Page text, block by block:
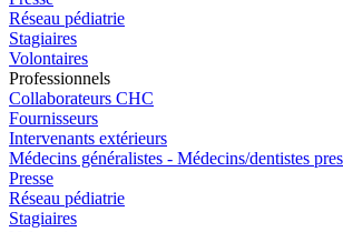
Réseau pédiatrie
Stagiaires
Volontaires
Professionnels
Collaborateurs CHC
Fournisseurs
Intervenants extérieurs
Médecins généralistes - Médecins/dentistes
Presse
Réseau pédiatrie
Stagiaires